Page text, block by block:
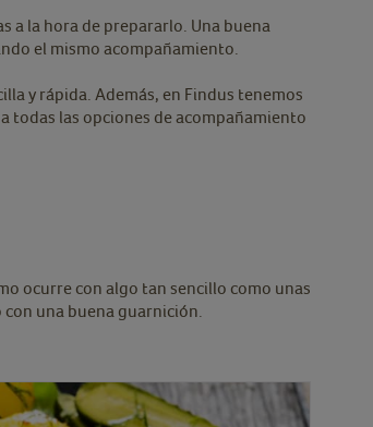
a la hora de prepararlo. Una buena
el mismo acompañamiento.
y rápida. Además, en Findus tenemos
todas las opciones de acompañamiento
ocurre con algo tan sencillo como unas
una buena guarnición.